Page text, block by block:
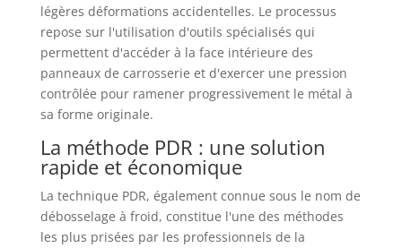
légères déformations accidentelles. Le processus
repose sur l'utilisation d'outils spécialisés qui
permettent d'accéder à la face intérieure des
panneaux de carrosserie et d'exercer une pression
contrôlée pour ramener progressivement le métal à
sa forme originale.
La méthode PDR : une solution
rapide et économique
La technique PDR, également connue sous le nom de
débosselage à froid, constitue l'une des méthodes
les plus prisées par les professionnels de la